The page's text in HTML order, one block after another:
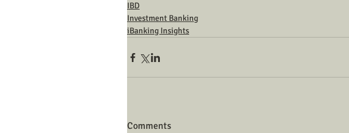
IBD
Investment Banking
iBanking Insights
Comments